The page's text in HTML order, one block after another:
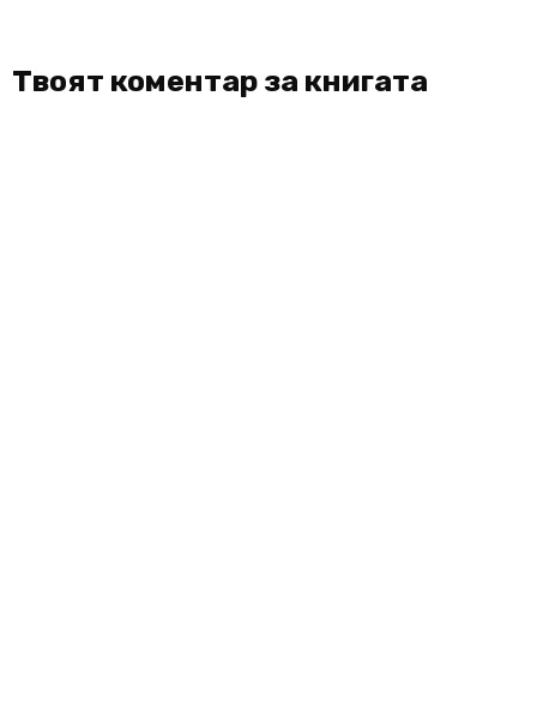
Твоят коментар за книгата